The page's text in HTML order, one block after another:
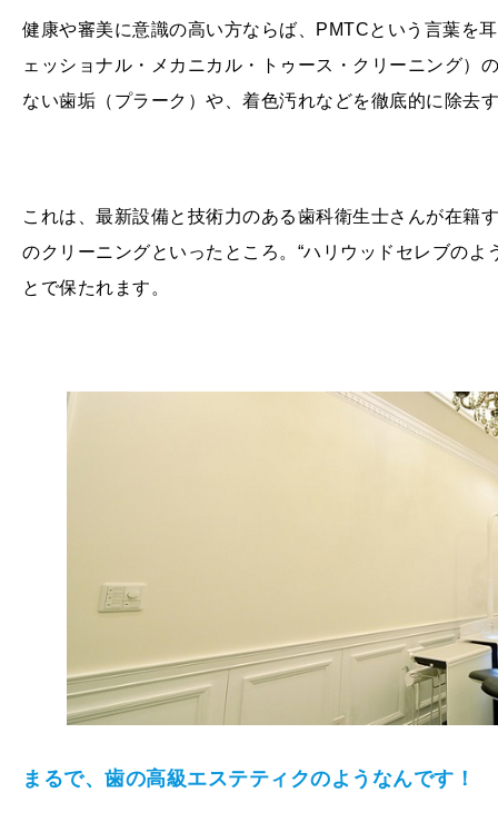
健康や審美に意識の高い方ならば、PMTCという言葉を
ェッショナル・メカニカル・トゥース・クリーニング）
ない歯垢（プラーク）や、着色汚れなどを徹底的に除去
これは、最新設備と技術力のある歯科衛生士さんが在籍
のクリーニングといったところ。“ハリウッドセレブの
とで保たれます。
まるで、歯の高級エステティクのようなんです！